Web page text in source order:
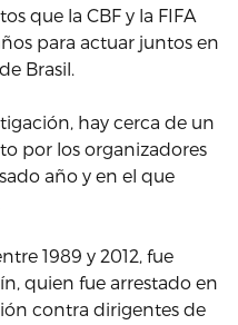
que la CBF y la FIFA
para actuar juntos en
Brasil.
hay cerca de un
por los organizadores
año y en el que
1989 y 2012, fue
quien fue arrestado en
contra dirigentes de